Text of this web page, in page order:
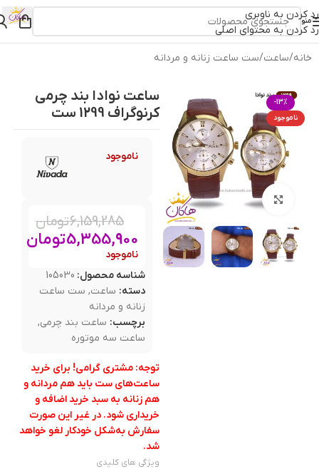
رد کردن به ناوبری
رد کردن به محتوای اصلی
منو
خانه/ساعت/ست ساعت زنانه و مردانه
-13%
ناموجود
بزرگنمایی تصویر
ساعت نوادا بند چرمی
کرنوگراف 1299 ست
ناموجود
6,159,285تومان
5,355,900تومان
ناموجود
شناسه محصول: 105030
دسته: ساعت, ست ساعت
زنانه و مردانه
برچسب: ساعت بند چرمی,
ساعت سه موتوره
توجه: مشتری گرامی! برای خرید
ساعت‌های ست باید هم مردانه و
هم زنانه به سبد خرید اضافه و
خریداری شود. در غیر این صورت
سفارش به‌شکل خودکار لغو خواهد
شد.
ویژگی های کلیدی